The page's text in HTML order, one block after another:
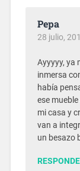
Pepa
28 julio,
Ayyyyy, ya
inmersa
había
ese
mi casa y
van a
un besazo